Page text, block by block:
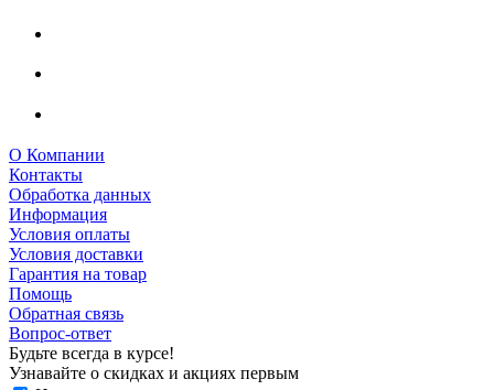
О Компании
Контакты
Обработка данных
Информация
Условия оплаты
Условия доставки
Гарантия на товар
Помощь
Обратная связь
Вопрос-ответ
Будьте всегда в курсе!
Узнавайте о скидках и акциях первым